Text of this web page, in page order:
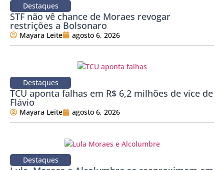
Destaques
STF não vê chance de Moraes revogar
restrições a Bolsonaro
Mayara Leite agosto 6, 2026
Destaques
TCU aponta falhas em R$ 6,2 milhões de vice de
Flávio
Mayara Leite agosto 6, 2026
Destaques